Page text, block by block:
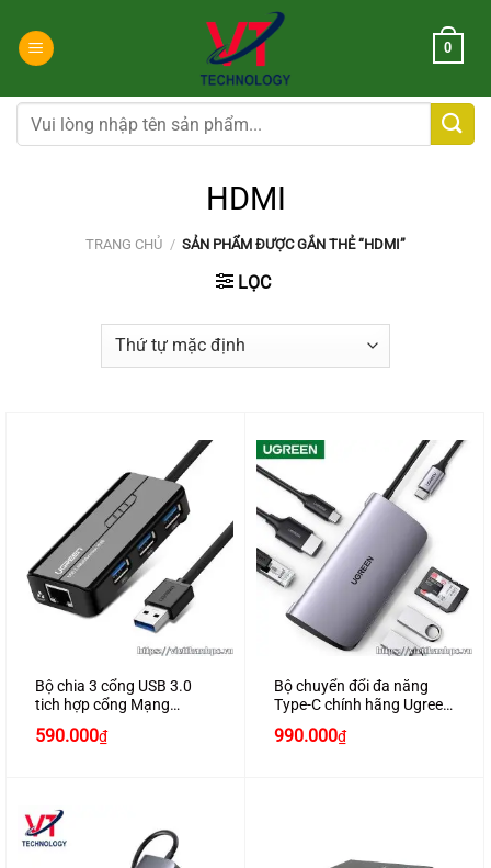
đến
dung
0
Tìm
kiếm:
HDMI
TRANG CHỦ / SẢN PHẨM ĐƯỢC GẮN THẺ “HDMI”
LỌC
Bộ chia 3 cổng USB 3.0
tich hợp cổng Mạng
1000Mbps chính hãng
590.000₫
Bộ chuyển đổi đa năng
Type-C chính hãng Ugreen
990.000₫